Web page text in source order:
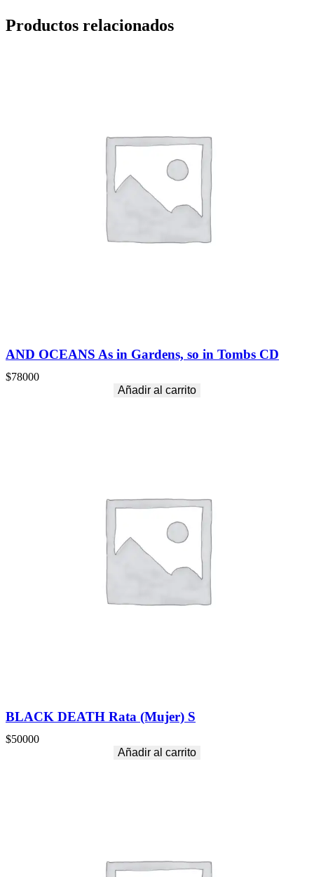
Productos relacionados
AND OCEANS As in Gardens, so in Tombs CD
$78000
Añadir al carrito
BLACK DEATH Rata (Mujer) S
$50000
Añadir al carrito